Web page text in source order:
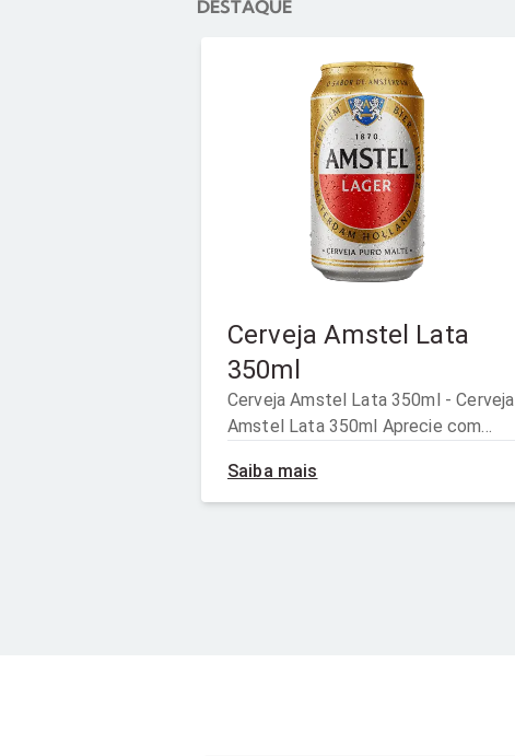
DESTAQUE
Cerveja Amstel Lata
350ml
Cerveja Amstel Lata 350ml - Cerveja
Amstel Lata 350ml Aprecie com
proibidos para menores de 18 anos.
Saiba mais